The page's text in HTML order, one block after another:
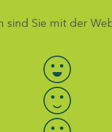
sind Sie mit der
Bewertung